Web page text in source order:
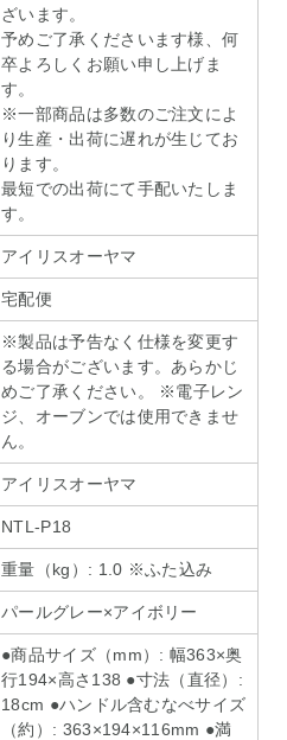
ざいます。
予めご了承くださいます様、何
卒よろしくお願い申し上げま
す。
※一部商品は多数のご注文によ
り生産・出荷に遅れが生じてお
ります。
最短での出荷にて手配いたしま
す。
アイリスオーヤマ
宅配便
※製品は予告なく仕様を変更す
る場合がございます。あらかじ
めご了承ください。 ※電子レン
ジ、オーブンでは使用できませ
ん。
アイリスオーヤマ
NTL-P18
重量（kg）: 1.0 ※ふた込み
パールグレー×アイボリー
●商品サイズ（mm）: 幅363×奥
行194×高さ138 ●寸法（直径）:
18cm ●ハンドル含むなべサイズ
（約）: 363×194×116mm ●満